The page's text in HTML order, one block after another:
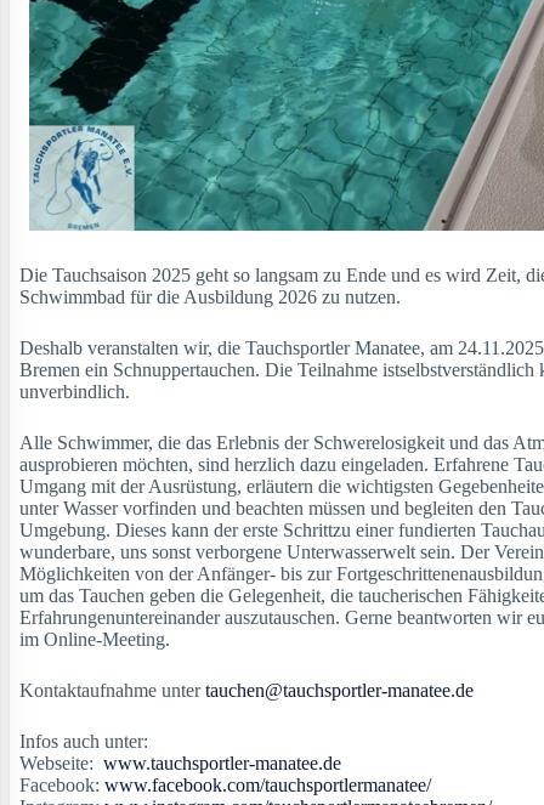
Die Tauchsaison 2025 geht so langsam zu Ende und es wird Zeit,
Schwimmbad für die Ausbildung 2026 zu nutzen.
Deshalb veranstalten wir, die Tauchsportler Manatee, am
Bremen ein Schnuppertauchen. Die Teilnahme istselbstverständlich
unverbindlich.
Alle Schwimmer, die das Erlebnis der Schwerelosigkeit und das
ausprobieren möchten, sind herzlich dazu eingeladen. Erfahrene
Umgang mit der Ausrüstung, erläutern die wichtigsten
unter Wasser vorfinden und beachten müssen und begleiten den
Umgebung. Dieses kann der erste Schrittzu einer fundierten
wunderbare, uns sonst verborgene Unterwasserwelt sein. Der
Möglichkeiten von der Anfänger- bis zur
um das Tauchen geben die Gelegenheit, die taucherischen
Erfahrungenuntereinander auszutauschen. Gerne beantworten wir
im Online-Meeting.
Kontaktaufnahme untertauchen@tauchsportler-manatee.de
Infos auch unter:
Webseite: www.tauchsportler-manatee.de
Facebook: www.facebook.com/tauchsportlermanatee/